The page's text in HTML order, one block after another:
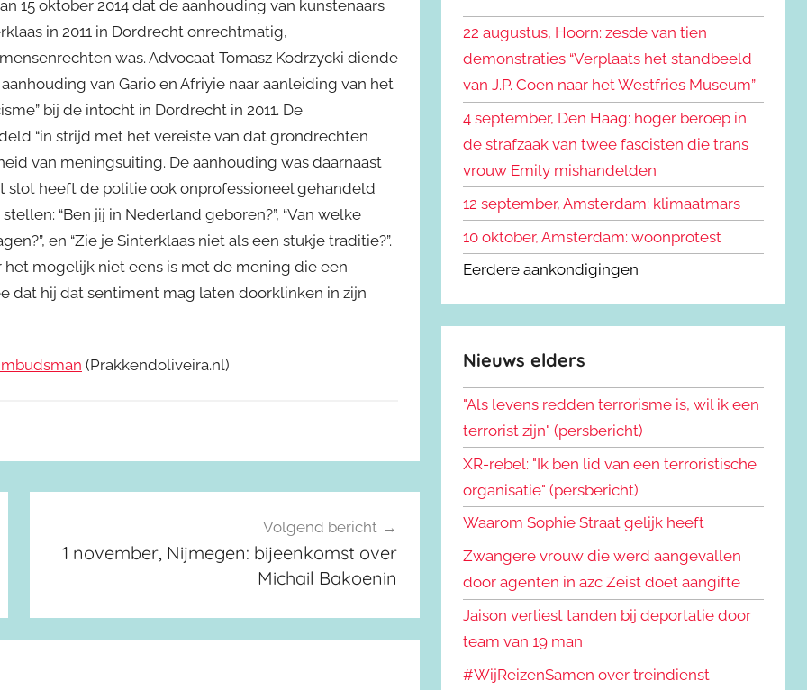
15 oktober 2014 dat de aanhouding van kunstenaars
in 2011 in Dordrecht onrechtmatig,
was. Advocaat Tomasz Kodrzycki diende
van Gario en Afriyie naar aanleiding van het
bij de intocht in Dordrecht in 2011. De
“in strijd met het vereiste van dat grondrechten
van meningsuiting. De aanhouding was daarnaast
heeft de politie ook onprofessioneel gehandeld
“Ben jij in Nederland geboren?”, “Van welke
en “Zie je Sinterklaas niet als een stukje traditie?”.
mogelijk niet eens is met de mening die een
dat hij dat sentiment mag laten doorklinken in zijn
(Prakkendoliveira.nl)
Volgend bericht
1 november, Nijmegen: bijeenkomst over
Michail Bakoenin
n
a
a
r
:
n
22 augustus, Hoorn: zesde van tien
demonstraties “Verplaats het standbeeld
van J.P. Coen naar het Westfries Museum”
4 september, Den Haag: hoger beroep in
de strafzaak van twee fascisten die trans
vrouw Emily mishandelden
12 september, Amsterdam: klimaatmars
10 oktober, Amsterdam: woonprotest
Eerdere aankondigingen
Nieuws elders
"Als levens redden terrorisme is, wil ik een
terrorist zijn" (persbericht)
XR-rebel: "Ik ben lid van een terroristische
organisatie" (persbericht)
Waarom Sophie Straat gelijk heeft
Zwangere vrouw die werd aangevallen
door agenten in azc Zeist doet aangifte
Jaison verliest tanden bij deportatie door
team van 19 man
#WijReizenSamen over treindienst